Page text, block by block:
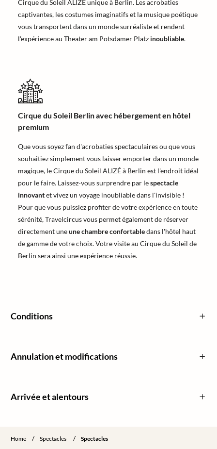
Cirque du Soleil ALIZÉ unique à Berlin. Les acrobaties
captivantes, les costumes imaginatifs et la musique poétique
vous transportent dans un monde surréaliste et rendent
l'expérience au Theater am Potsdamer Platz inoubliable.
Cirque du Soleil Berlin avec hébergement en hôtel
premium
Que vous soyez fan d'acrobaties spectaculaires ou que vous
souhaitiez simplement vous laisser emporter dans un monde
magique, le Cirque du Soleil ALIZÉ à Berlin est l'endroit idéal
pour le faire. Laissez-vous surprendre par lespectacle
innovantet vivez un voyage inoubliable dans l'invisible !
Pour que vous puissiez profiter de votre expérience en toute
sérénité, Travelcircus vous permet également de réserver
directement uneune chambre confortabledans l'hôtel haut
de gamme de votre choix. Votre visite au Cirque du Soleil de
Berlin sera ainsi une expérience réussie.
Conditions
Annulation et modifications
Arrivée et alentours
Home / Spectacles / Spectacles